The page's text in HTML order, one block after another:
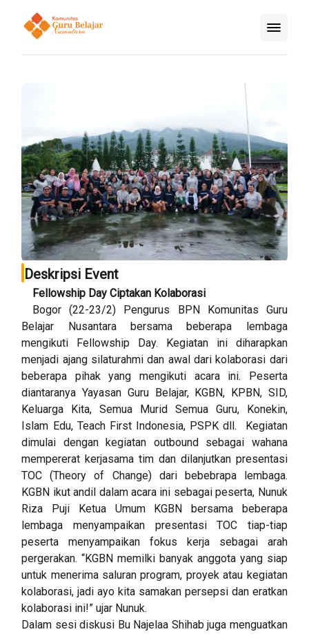
Deskripsi Event
Fellowship Day Ciptakan Kolaborasi
Bogor (22-23/2) Pengurus BPN Komunitas Guru
Belajar Nusantara bersama beberapa lembaga
mengikuti Fellowship Day. Kegiatan ini diharapkan
menjadi ajang silaturahmi dan awal dari kolaborasi dari
beberapa pihak yang mengikuti acara ini. Peserta
diantaranya Yayasan Guru Belajar, KGBN, KPBN, SID,
Keluarga Kita, Semua Murid Semua Guru, Konekin,
Islam Edu, Teach First Indonesia, PSPK dll. Kegiatan
dimulai dengan kegiatan outbound sebagai wahana
mempererat kerjasama tim dan dilanjutkan presentasi
TOC (Theory of Change) dari bebebrapa lembaga.
KGBN ikut andil dalam acara ini sebagai peserta, Nunuk
Riza Puji Ketua Umum KGBN bersama beberapa
lembaga menyampaikan presentasi TOC tiap-tiap
peserta menyampaikan fokus kerja sebagai arah
pergerakan. “KGBN memilki banyak anggota yang siap
untuk menerima saluran program, proyek atau kegiatan
kolaborasi, jadi ayo kita samakan persepsi dan eratkan
kolaborasi ini!” ujar Nunuk.
Dalam sesi diskusi Bu Najelaa Shihab juga menguatkan